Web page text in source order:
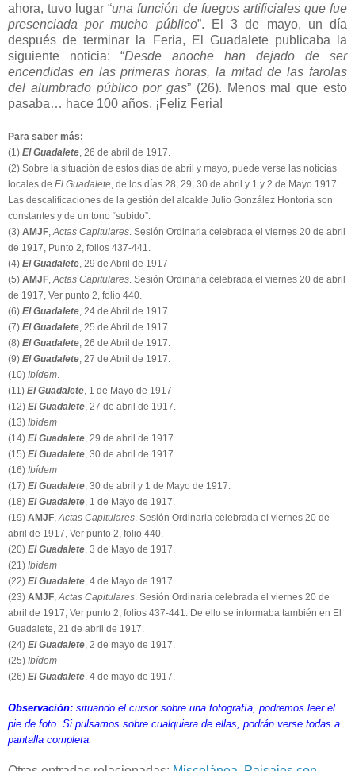
ahora, tuvo lugar “una función de fuegos artificiales que fue
presenciada por mucho público”. El 3 de mayo, un día
después de terminar la Feria, El Guadalete publicaba la
siguiente noticia: “Desde anoche han dejado de ser
encendidas en las primeras horas, la mitad de las farolas
del alumbrado público por gas” (26). Menos mal que esto
pasaba… hace 100 años. ¡Feliz Feria!
Para saber más:
(1) El Guadalete , 26 de abril de 1917.
(2) Sobre la situación de estos días de abril y mayo, puede verse las noticias
locales de El Guadalete , de los días 28, 29, 30 de abril y 1 y 2 de Mayo 1917.
Las descalificaciones de la gestión del alcalde Julio González Hontoria son
constantes y de un tono “subido”.
(3) AMJF Actas Capitulares . Sesión Ordinaria celebrada el viernes 20 de abril
de 1917, Punto 2, folios 437-441.
(4) El Guadalete , 29 de Abril de 1917
(5) AMJF Actas Capitulares . Sesión Ordinaria celebrada el viernes 20 de abril
de 1917, Ver punto 2, folio 440.
(6) El Guadalete , 24 de Abril de 1917.
(7) El Guadalete , 25 de Abril de 1917.
(8) El Guadalete , 26 de Abril de 1917.
(9) El Guadalete , 27 de Abril de 1917.
(10) Ibídem
(11) El Guadalete , 1 de Mayo de 1917
(12) El Guadalete , 27 de abril de 1917.
(13) Ibídem
(14) El Guadalete , 29 de abril de 1917.
(15) El Guadalete , 30 de abril de 1917.
(16) Ibídem
(17) El Guadalete , 30 de abril y 1 de Mayo de 1917.
(18) El Guadalete , 1 de Mayo de 1917.
(19) AMJF Actas Capitulares . Sesión Ordinaria celebrada el viernes 20 de
abril de 1917, Ver punto 2, folio 440.
(20) El Guadalete , 3 de Mayo de 1917.
(21) Ibídem
(22) El Guadalete , 4 de Mayo de 1917.
(23) AMJF Actas Capitulares . Sesión Ordinaria celebrada el viernes 20 de
abril de 1917, Ver punto 2, folios 437-441. De ello se informaba también en El
Guadalete, 21 de abril de 1917.
(24) El Guadalete , 2 de mayo de 1917.
(25) Ibídem
(26) El Guadalete , 4 de mayo de 1917.
Observación: situando el cursor sobre una fotografía, podremos leer el
pie de foto. Si pulsamos sobre cualquiera de ellas, podrán verse todas a
pantalla completa.